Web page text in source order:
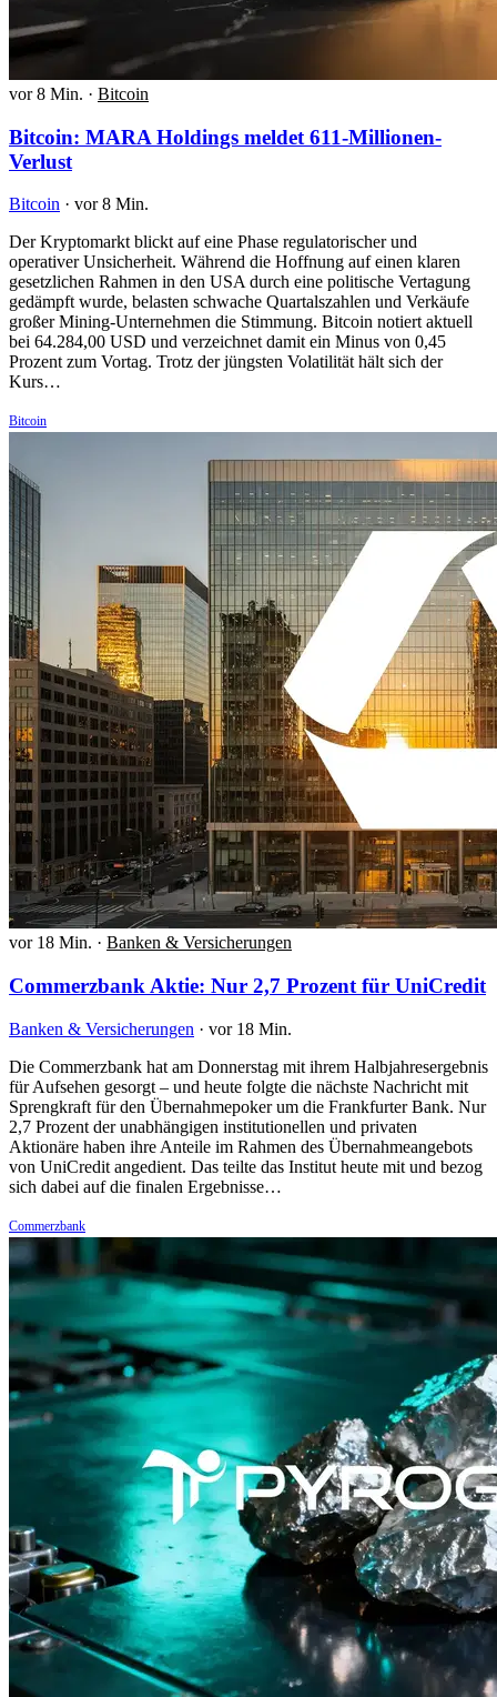
vor 8 Min. · Bitcoin
Bitcoin: MARA Holdings meldet 611-Millionen-
Verlust
Bitcoin · vor 8 Min.
Der Kryptomarkt blickt auf eine Phase regulatorischer und
operativer Unsicherheit. Während die Hoffnung auf einen klaren
gesetzlichen Rahmen in den USA durch eine politische Vertagung
gedämpft wurde, belasten schwache Quartalszahlen und Verkäufe
großer Mining-Unternehmen die Stimmung. Bitcoin notiert aktuell
bei 64.284,00 USD und verzeichnet damit ein Minus von 0,45
Prozent zum Vortag. Trotz der jüngsten Volatilität hält sich der
Kurs…
Bitcoin
vor 18 Min. · Banken & Versicherungen
Commerzbank Aktie: Nur 2,7 Prozent für UniCredit
Banken & Versicherungen · vor 18 Min.
Die Commerzbank hat am Donnerstag mit ihrem Halbjahresergebnis
für Aufsehen gesorgt – und heute folgte die nächste Nachricht mit
Sprengkraft für den Übernahmepoker um die Frankfurter Bank. Nur
2,7 Prozent der unabhängigen institutionellen und privaten
Aktionäre haben ihre Anteile im Rahmen des Übernahmeangebots
von UniCredit angedient. Das teilte das Institut heute mit und bezog
sich dabei auf die finalen Ergebnisse…
Commerzbank